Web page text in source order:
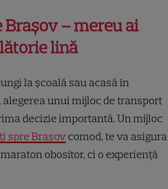
Brașov – mereu ai
lină
la școală sau acasă în
unui mijloc de transport
decizie importantă. Un mijloc
spre Brașovcomod, te va asigura
obositor, ci o experiență